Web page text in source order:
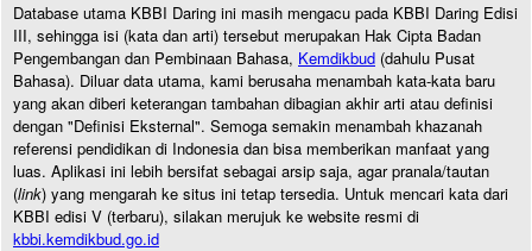
Database utama KBBI Daring ini masih mengacu pada KBBI Daring Edisi
III, sehingga isi (kata dan arti) tersebut merupakan Hak Cipta Badan
Pengembangan dan Pembinaan Bahasa, Kemdikbud (dahulu Pusat
Bahasa). Diluar data utama, kami berusaha menambah kata-kata baru
yang akan diberi keterangan tambahan dibagian akhir arti atau definisi
dengan "Definisi Eksternal". Semoga semakin menambah khazanah
referensi pendidikan di Indonesia dan bisa memberikan manfaat yang
luas. Aplikasi ini lebih bersifat sebagai arsip saja, agar pranala/tautan
(link) yang mengarah ke situs ini tetap tersedia. Untuk mencari kata dari
KBBI edisi V (terbaru), silakan merujuk ke website resmi di
kbbi.kemdikbud.go.id